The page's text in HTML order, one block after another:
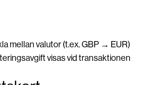
mellan valutor (t.ex. GBP → EUR)
visas vid transaktionen